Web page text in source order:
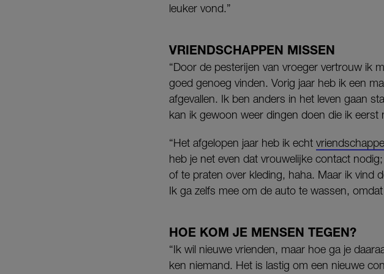
leuker vond.”
VRIENDSCHAPPEN MISSEN
“Door de pesterijen van vroeger vertrouw ik
goed genoeg vinden. Vorig jaar heb ik een
afgevallen. Ik ben anders in het leven gaan
kan ik gewoon weer dingen doen die ik eerst
“Het afgelopen jaar heb ik echt
heb je net even dat vrouwelijke contact
of te praten over kleding, haha. Maar ik vind
Ik ga zelfs mee om de auto te wassen,
HOE KOM JE MENSEN TEGEN?
“Ik wil nieuwe vrienden, maar hoe ga je
ken niemand. Het is lastig om een nieuwe